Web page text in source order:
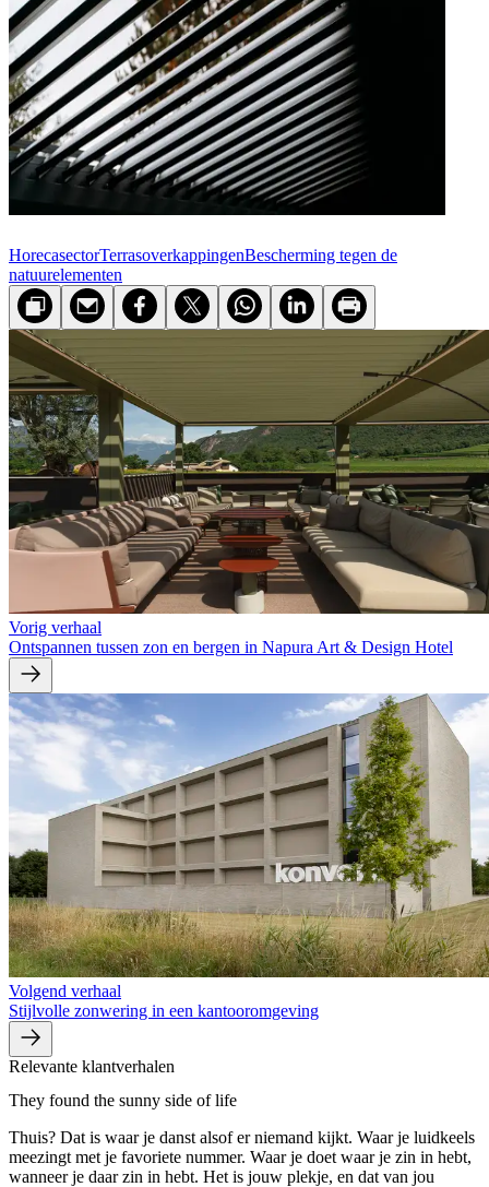
HorecasectorTerras­overkappingenBescherming tegen de
natuurelementen
Vorig verhaal
Ontspannen tussen zon en bergen in Napura Art & Design Hotel
Volgend verhaal
Stijlvolle zonwering in een kantooromgeving
Relevante klantverhalen
They found the sunny side of life
Thuis? Dat is waar je danst alsof er niemand kijkt. Waar je luidkeels
meezingt met je favoriete nummer. Waar je doet waar je zin in hebt,
wanneer je daar zin in hebt. Het is jouw plekje, en dat van jou